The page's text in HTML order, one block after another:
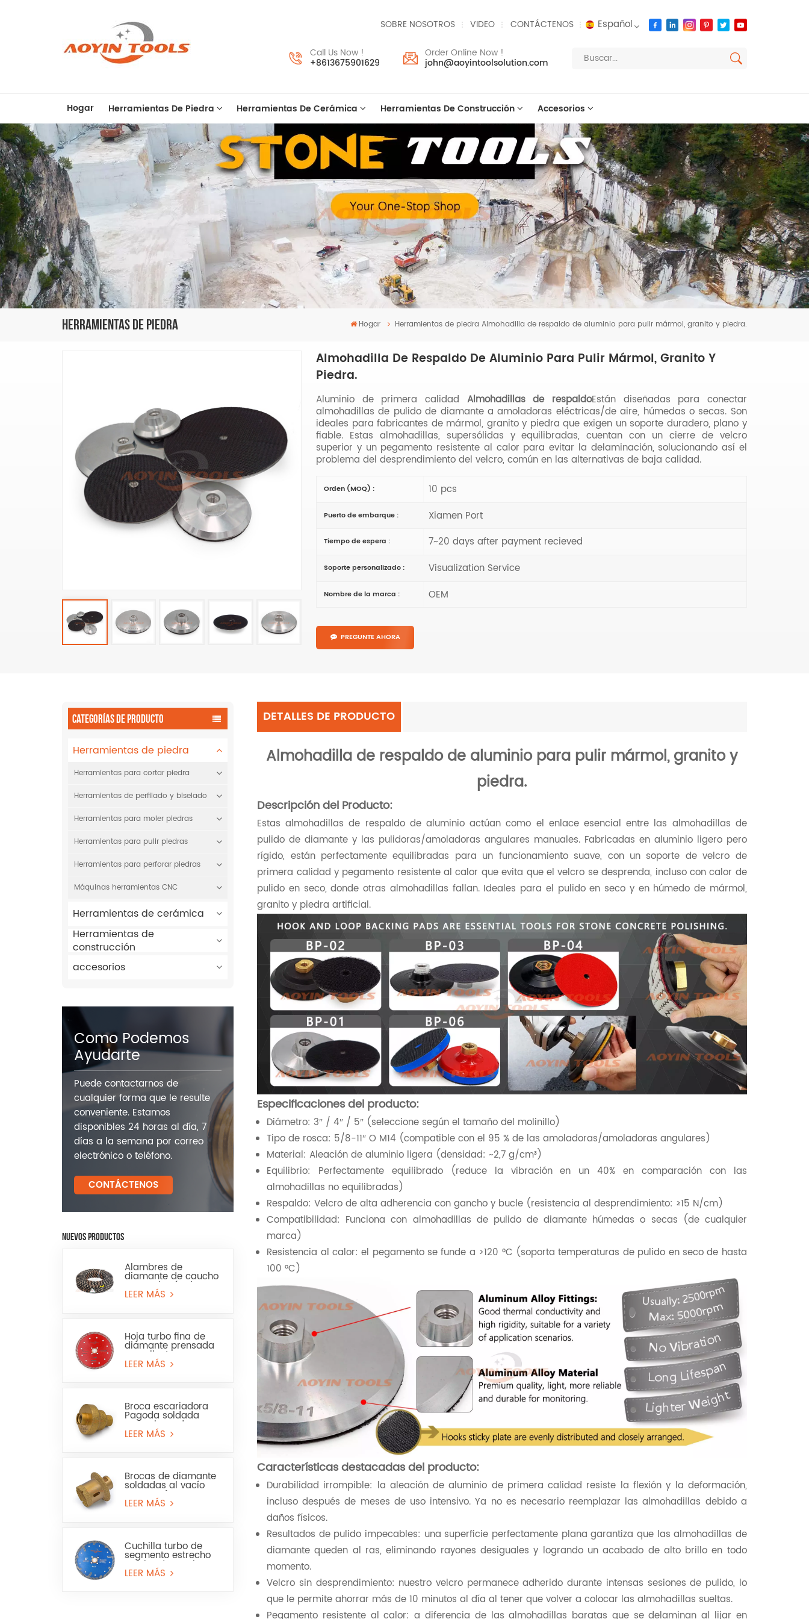
SOBRE NOSOTROS VIDEO CONTÁCTENOS Español
русский
español
العربية
português
Call Us Now !
+8613675901629
Order Online Now !
john@aoyintoolsolution.com
Hogar Herramientas De Piedra Herramientas De Cerámica Herramientas De Construcción Accesorios
Herramientas De Piedra Hogar Herramientas de piedra Almohadilla de respaldo de aluminio para pulir mármol, granito y piedra.
Almohadilla De Respaldo De Aluminio Para Pulir Mármol, Granito Y
Piedra.
Aluminio de primera calidad Almohadillas de respaldoEstán diseñadas para conectar
almohadillas de pulido de diamante a amoladoras eléctricas/de aire, húmedas o secas. Son
ideales para fabricantes de mármol, granito y piedra que exigen un soporte duradero, plano y
fiable. Estas almohadillas, supersólidas y equilibradas, cuentan con un cierre de velcro
superior y un pegamento resistente al calor para evitar la delaminación, solucionando así el
problema del desprendimiento del velcro, común en las alternativas de baja calidad.
Orden (MOQ) : 10 pcs
Puerto de embarque : Xiamen Port
Tiempo de espera : 7~20 days after payment recieved
Soporte personalizado : Visualization Service
Nombre de la marca : OEM
PREGUNTE AHORA
CATEGORÍAS DE PRODUCTO
Herramientas de piedra
Herramientas para cortar piedra
Herramientas de perfilado y biselado
Herramientas para moler piedras
Herramientas para pulir piedras
Herramientas para perforar piedras
Máquinas herramientas CNC
Herramientas de cerámica
Herramientas de
construcción
accesorios
Como Podemos
Ayudarte
Puede contactarnos de
cualquier forma que le resulte
conveniente. Estamos
disponibles 24 horas al día, 7
días a la semana por correo
electrónico o teléfono.
CONTÁCTENOS
NUEVOS PRODUCTOS
Alambres de
diamante de caucho
para minería de
granito y arenisca
LEER MÁS
Hoja turbo fina de
diamante prensada
en caliente para
granito, mármol, uso
LEER MÁS
Broca escariadora
Pagoda soldada
para sierra de
corona para mármol
LEER MÁS
Brocas de diamante
soldadas al vacío
para perforar
baldosas de
LEER MÁS
Cuchilla turbo de
segmento estrecho
con borde continuo
para granito y piedra
LEER MÁS
DETALLES DE PRODUCTO
Almohadilla de respaldo de aluminio para pulir mármol, granito y
piedra.
Descripción del Producto:
Estas almohadillas de respaldo de aluminio actúan como el enlace esencial entre las almohadillas de
pulido de diamante y las pulidoras/amoladoras angulares manuales. Fabricadas en aluminio ligero pero
rígido, están perfectamente equilibradas para un funcionamiento suave, con un soporte de velcro de
primera calidad y pegamento resistente al calor que evita que el velcro se desprenda, incluso con calor de
pulido en seco, donde otras almohadillas fallan. Ideales para el pulido en seco y en húmedo de mármol,
granito y piedra artificial.
Especificaciones del producto:
Diámetro: 3″ / 4″ / 5″ (seleccione según el tamaño del molinillo)
Tipo de rosca: 5/8-11″ O M14 (compatible con el 95 % de las amoladoras/amoladoras angulares)
Material: Aleación de aluminio ligera (densidad: ~2,7 g/cm³)
Equilibrio: Perfectamente equilibrado (reduce la vibración en un 40% en comparación con las
almohadillas no equilibradas)
Respaldo: Velcro de alta adherencia con gancho y bucle (resistencia al desprendimiento: ≥15 N/cm)
Compatibilidad: Funciona con almohadillas de pulido de diamante húmedas o secas (de cualquier
marca)
Resistencia al calor: el pegamento se funde a >120 °C (soporta temperaturas de pulido en seco de hasta
100 °C)
Características destacadas del producto:
Durabilidad irrompible: la aleación de aluminio de primera calidad resiste la flexión y la deformación,
incluso después de meses de uso intensivo. Ya no es necesario reemplazar las almohadillas debido a
daños físicos.
Resultados de pulido impecables: una superficie perfectamente plana garantiza que las almohadillas de
diamante queden al ras, eliminando rayones desiguales y logrando un acabado de alto brillo en todo
momento.
Velcro sin desprendimiento: nuestro velcro permanece adherido durante intensas sesiones de pulido, lo
que le permite ahorrar más de 10 minutos al día al tener que volver a colocar las almohadillas sueltas.
Pegamento resistente al calor: a diferencia de las almohadillas baratas que se delaminan al lijar en